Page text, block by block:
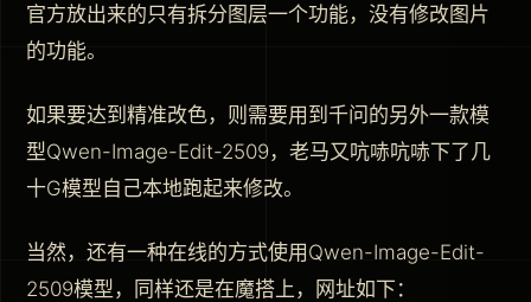
官方放出来的只有拆分图层一个功能，没有修改图片
的功能。
如果要达到精准改色，则需要用到千问的另外一款模
型Qwen-Image-Edit-2509，老马又吭哧吭哧下了几
十G模型自己本地跑起来修改。
当然，还有一种在线的方式使用Qwen-Image-Edit-
2509模型，同样还是在魔搭上，网址如下：